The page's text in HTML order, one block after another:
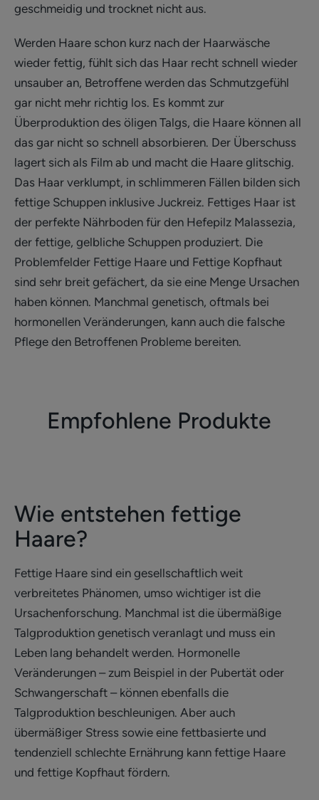
geschmeidig und trocknet nicht aus.
Werden Haare schon kurz nach der Haarwäsche
wieder fettig, fühlt sich das Haar recht schnell wieder
unsauber an, Betroffene werden das Schmutzgefühl
gar nicht mehr richtig los. Es kommt zur
Überproduktion des öligen Talgs, die Haare können all
das gar nicht so schnell absorbieren. Der Überschuss
lagert sich als Film ab und macht die Haare glitschig.
Das Haar verklumpt, in schlimmeren Fällen bilden sich
fettige Schuppen inklusive Juckreiz. Fettiges Haar ist
der perfekte Nährboden für den Hefepilz Malassezia,
der fettige, gelbliche Schuppen produziert. Die
Problemfelder Fettige Haare und Fettige Kopfhaut
sind sehr breit gefächert, da sie eine Menge Ursachen
haben können. Manchmal genetisch, oftmals bei
hormonellen Veränderungen, kann auch die falsche
Pflege den Betroffenen Probleme bereiten.
Empfohlene Produkte
Wie entstehen fettige
Haare?
Fettige Haare sind ein gesellschaftlich weit
verbreitetes Phänomen, umso wichtiger ist die
Ursachenforschung. Manchmal ist die übermäßige
Talgproduktion genetisch veranlagt und muss ein
Leben lang behandelt werden. Hormonelle
Veränderungen – zum Beispiel in der Pubertät oder
Schwangerschaft – können ebenfalls die
Talgproduktion beschleunigen. Aber auch
übermäßiger Stress sowie eine fettbasierte und
tendenziell schlechte Ernährung kann fettige Haare
und fettige Kopfhaut fördern.